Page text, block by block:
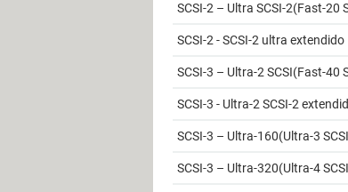
SCSI-2 – Ultra SCSI-2(Fast-20
SCSI-2 - SCSI-2 ultra extendido
SCSI-3 – Ultra-2 SCSI(Fast-40
SCSI-3 - Ultra-2 SCSI-2
SCSI-3 – Ultra-160(Ultra-3
SCSI-3 – Ultra-320(Ultra-4